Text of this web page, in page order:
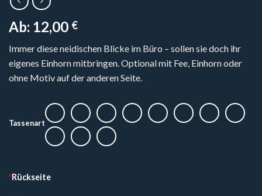
Ab: 12,00 €
Immer diese neidischen Blicke im Büro – sollen sie doch ihr
eigenes Einhorn mitbringen. Optional mit Fee, Einhorn oder
ohne Motiv auf der anderen Seite.
Tassenart
*Rückseite